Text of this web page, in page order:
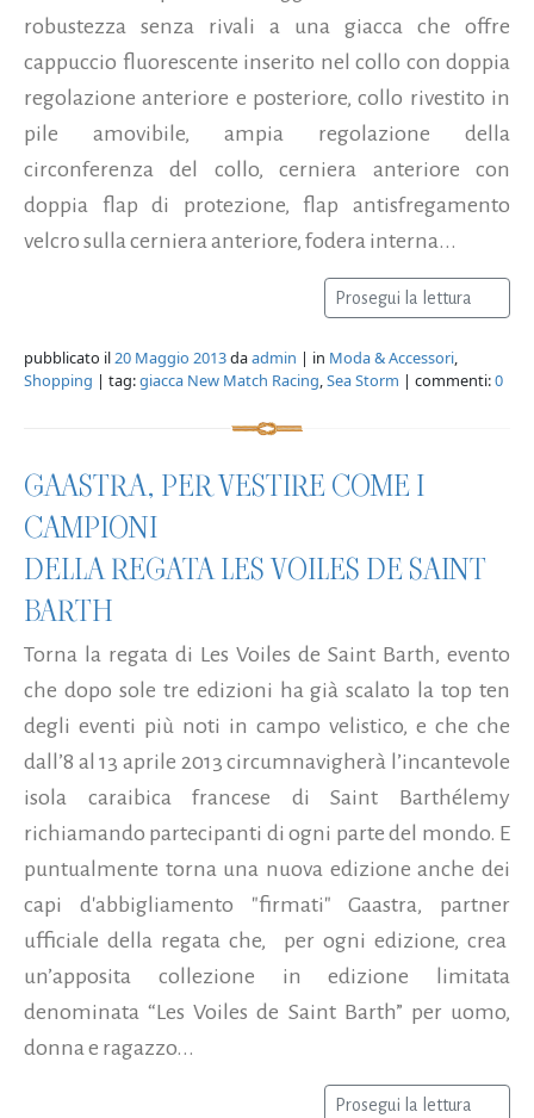
robustezza senza rivali a una giacca che offre
cappuccio fluorescente inserito nel collo con doppia
regolazione anteriore e posteriore, collo rivestito in
pile amovibile, ampia regolazione della
circonferenza del collo, cerniera anteriore con
doppia flap di protezione, flap antisfregamento
velcro sulla cerniera anteriore, fodera interna...
Prosegui la lettura
pubblicato il 20 Maggio 2013daadmin | in Moda & Accessori
Shopping | tag:giacca New Match Racing Sea Storm | commenti:0
GAASTRA, PER VESTIRE COME I
CAMPIONI
DELLA REGATA LES VOILES DE SAINT
BARTH
Torna la regata di Les Voiles de Saint Barth, evento
che dopo sole tre edizioni ha già scalato la top ten
degli eventi più noti in campo velistico, e che che
dall’8 al 13 aprile 2013 circumnavigherà l’incantevole
isola caraibica francese di Saint Barthélemy
richiamando partecipanti di ogni parte del mondo. E
puntualmente torna una nuova edizione anche dei
capi d'abbigliamento "firmati" Gaastra, partner
ufficiale della regata che, per ogni edizione, crea
un’apposita collezione in edizione limitata
denominata “Les Voiles de Saint Barth” per uomo,
donna e ragazzo...
Prosegui la lettura